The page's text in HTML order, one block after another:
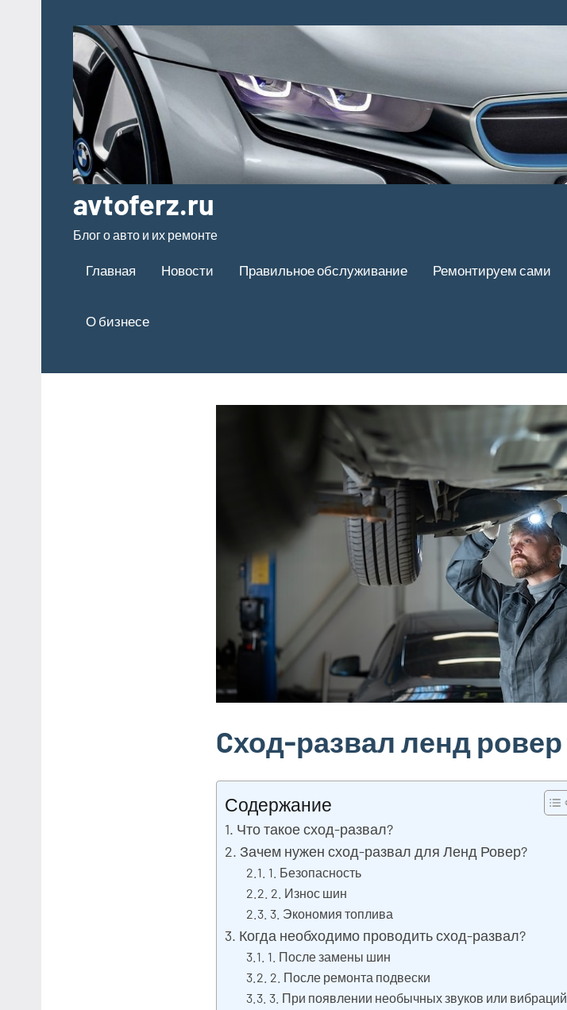
содержимому
avtoferz.ru
Блог о авто и их ремонте
Главная Новости Правильное обслуживание Ремонтируем сами
О бизнесе
Cход-развал ленд ровер
Содержание
Что такое сход-развал?
Зачем нужен сход-развал для Ленд Ровер?
1. Безопасность
2. Износ шин
3. Экономия топлива
Когда необходимо проводить сход-развал?
1. После замены шин
2. После ремонта подвески
3. При появлении необычных звуков или вибраций